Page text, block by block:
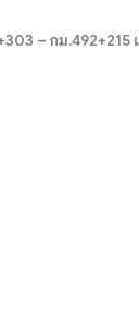
– กม.492+215